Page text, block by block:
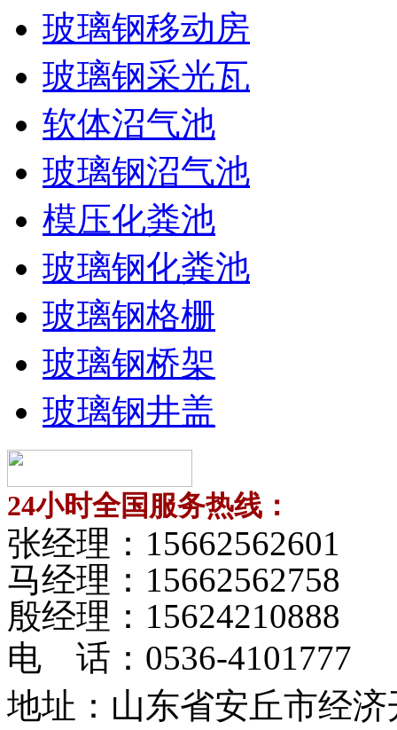
玻璃钢移动房
玻璃钢采光瓦
软体沼气池
玻璃钢沼气池
模压化粪池
玻璃钢化粪池
玻璃钢格栅
玻璃钢桥架
玻璃钢井盖
24小时全国服务热线：
张经理： 15662562601
马经理： 15662562758
殷经理： 15624210888
电 话： 0536-4101777
地址：山东省安丘市经济